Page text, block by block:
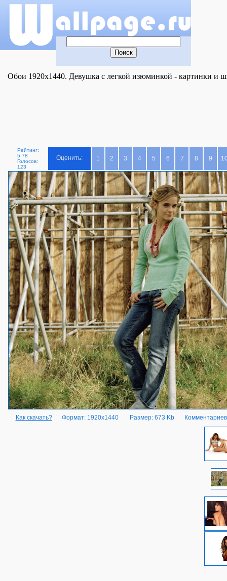
Обои 1920x1440. Девушка с легкой изюминкой - картинки и
Рейтинг:
5.78
Голосов:
123
Оценить: 1 2 3 4 5 6 7 8 9
Как скачать? Формат: 1920x1440 Размер: 673 Kb